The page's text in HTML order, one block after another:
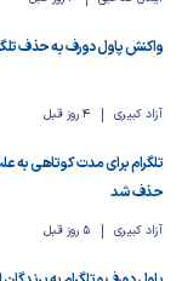
واکنش پاول دورف به حذف
آزاد کبیری 4 روز قبل
تلگرام برای مدت کوتاهی به
حذف شد
آزاد کبیری 5 روز قبل